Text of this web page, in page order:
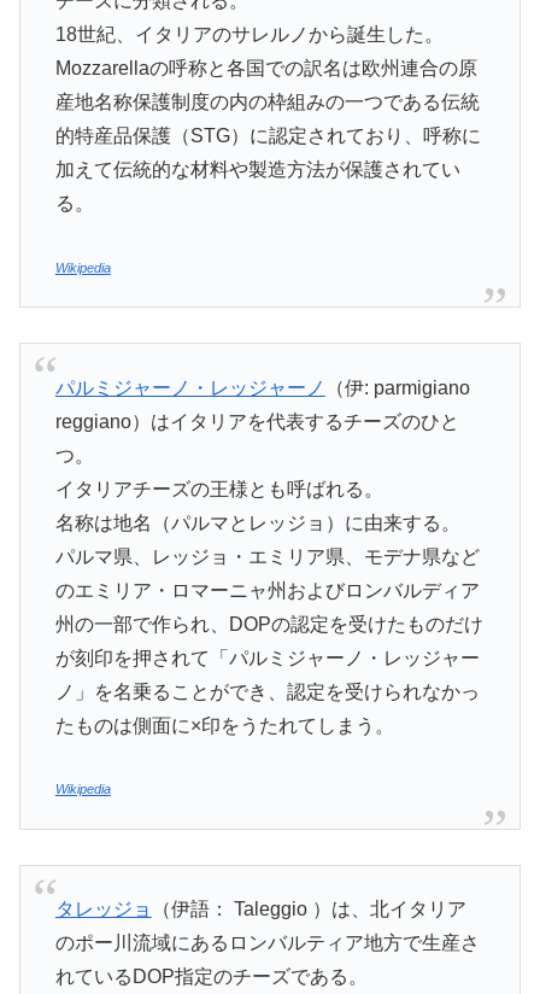
18世紀、イタリアのサレルノから誕生した。
Mozzarellaの呼称と各国での訳名は欧州連合の原
産地名称保護制度の内の枠組みの一つである伝統
的特産品保護（STG）に認定されており、呼称に
加えて伝統的な材料や製造方法が保護されてい
る。
Wikipedia
パルミジャーノ・レッジャーノ
（伊: parmigiano
reggiano）はイタリアを代表するチーズのひと
つ。
イタリアチーズの王様とも呼ばれる。
名称は地名（パルマとレッジョ）に由来する。
パルマ県、レッジョ・エミリア県、モデナ県など
のエミリア・ロマーニャ州およびロンバルディア
州の一部で作られ、DOPの認定を受けたものだけ
が刻印を押されて「パルミジャーノ・レッジャー
ノ」を名乗ることができ、認定を受けられなかっ
たものは側面に×印をうたれてしまう。
Wikipedia
タレッジョ
（伊語： Taleggio ）は、北イタリア
のポー川流域にあるロンバルティア地方で生産さ
れているDOP指定のチーズである。